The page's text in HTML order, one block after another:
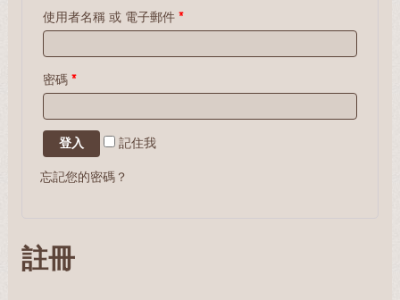
使用者名稱 或 電子郵件 *
密碼 *
記住我
忘記您的密碼？
註冊